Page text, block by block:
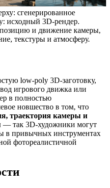
сгенерированное
исходный 3D-рендер.
и движение камеры,
текстуры и атмосферу.
low-poly 3D-заготовку,
игрового движка или
в полностью
новшество в том, что
траектория камеры и
— так 3D-художники могут
в привычных инструментах
фотореалистичной